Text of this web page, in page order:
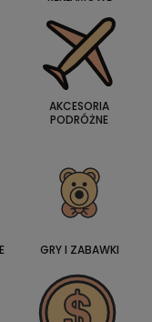
AKCESORIA
PODRÓŻNE
GRY I ZABAWKI